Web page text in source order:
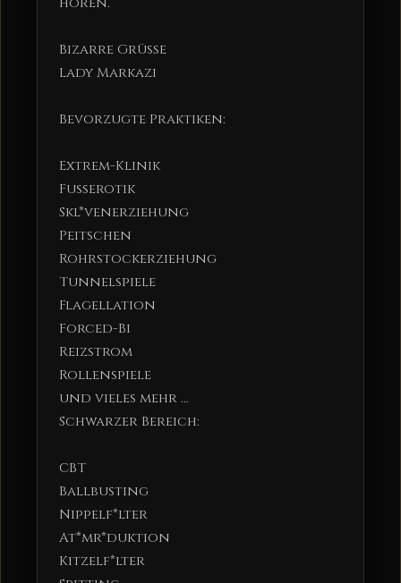
Bizarre Grüße
Lady Markazi
Bevorzugte Praktiken:
Extrem-Klinik
Fußerotik
Skl*venerziehung
Peitschen
Rohrstockerziehung
Tunnelspiele
Flagellation
Forced-Bi
Reizstrom
Rollenspiele
und vieles mehr …
Schwarzer Bereich:
CBT
Ballbusting
Nippelf*lter
At*mr*duktion
Kitzelf*lter